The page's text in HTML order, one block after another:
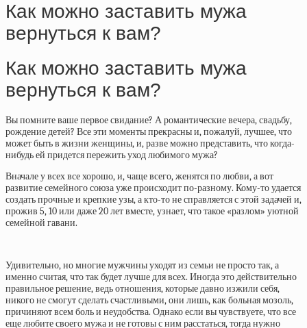
Как можно заставить мужа
вернуться к вам?
Как можно заставить мужа
вернуться к вам?
Вы помните ваше первое свидание? А романтические вечера, свадьбу,
рождение детей? Все эти моменты прекрасны и, пожалуй, лучшее, что
может быть в жизни женщины, и, разве можно представить, что когда-
нибудь ей придется пережить уход любимого мужа?
Вначале у всех все хорошо, и, чаще всего, женятся по любви, а вот
развитие семейного союза уже происходит по-разному. Кому-то удается
создать прочные и крепкие узы, а кто-то не справляется с этой задачей и,
прожив 5, 10 или даже 20 лет вместе, узнает, что такое «разлом» уютной
семейной гавани.
Удивительно, но многие мужчины уходят из семьи не просто так, а
именно считая, что так будет лучше для всех. Иногда это действительно
правильное решение, ведь отношения, которые давно изжили себя,
никого не смогут сделать счастливыми, они лишь, как больная мозоль,
причиняют всем боль и неудобства. Однако если вы чувствуете, что все
еще любите своего мужа и не готовы с ним расстаться, тогда нужно